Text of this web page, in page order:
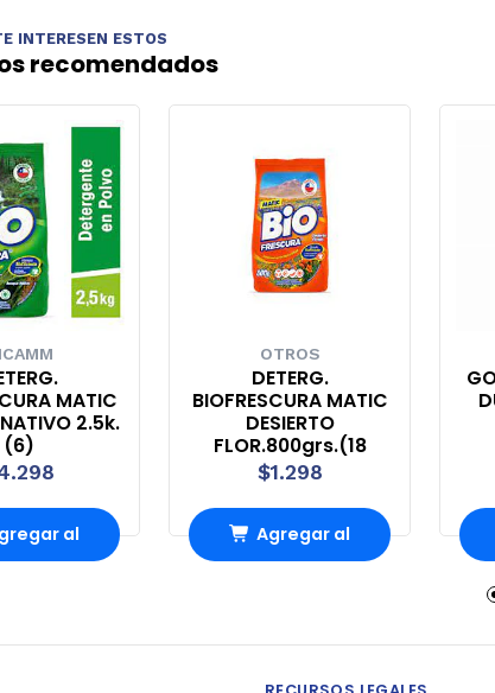
INTERESEN ESTOS
recomendados
MATIC
2.5k.
(6)
al
OTROS
DETERG.
BIOFRESCURA MATIC
DESIERTO
FLOR.800grs.(18
$1.298
Agregar al